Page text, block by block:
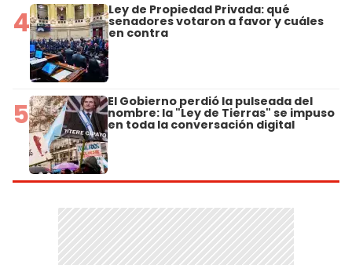
4 Ley de Propiedad Privada: qué
senadores votaron a favor y cuáles
en contra
5 El Gobierno perdió la pulseada del
nombre: la "Ley de Tierras" se impuso
en toda la conversación digital